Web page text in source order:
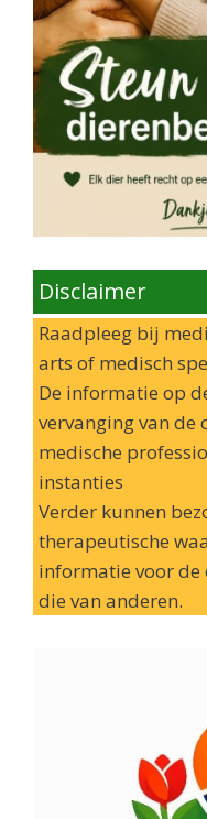
Disclaimer
Raadpleeg bij
arts of medisch
De informatie op
vervanging van de
medische
instanties
Verder kunnen
therapeutische
informatie voor de
die van anderen.